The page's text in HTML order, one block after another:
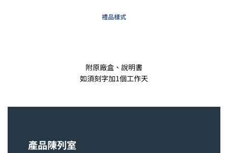
禮品樣式
附原廠盒、說明書
如須刻字加1個工作天
產品陳列室